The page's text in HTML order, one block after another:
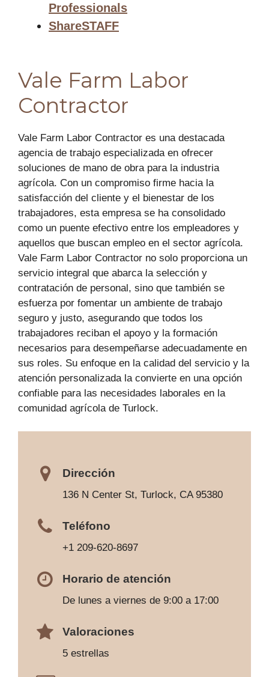
Professionals
ShareSTAFF
Vale Farm Labor
Contractor
Vale Farm Labor Contractor es una destacada
agencia de trabajo especializada en ofrecer
soluciones de mano de obra para la industria
agrícola. Con un compromiso firme hacia la
satisfacción del cliente y el bienestar de los
trabajadores, esta empresa se ha consolidado
como un puente efectivo entre los empleadores y
aquellos que buscan empleo en el sector agrícola.
Vale Farm Labor Contractor no solo proporciona un
servicio integral que abarca la selección y
contratación de personal, sino que también se
esfuerza por fomentar un ambiente de trabajo
seguro y justo, asegurando que todos los
trabajadores reciban el apoyo y la formación
necesarios para desempeñarse adecuadamente en
sus roles. Su enfoque en la calidad del servicio y la
atención personalizada la convierte en una opción
confiable para las necesidades laborales en la
comunidad agrícola de Turlock.
Dirección
136 N Center St, Turlock, CA 95380
Teléfono
+1 209-620-8697
Horario de atención
De lunes a viernes de 9:00 a 17:00
Valoraciones
5 estrellas